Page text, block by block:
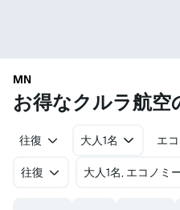
MN
お得なクルラ航空​
往復 大人1名 エ
往復 大人1名, エコノミ